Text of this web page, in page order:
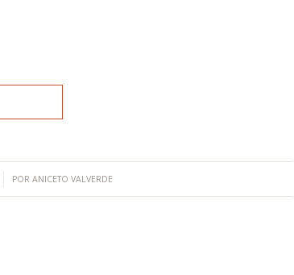
POR ANICETO VALVERDE